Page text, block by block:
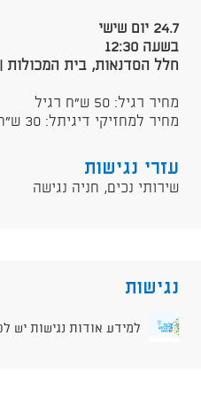
24.7 יום שישי
בשעה 12:30
חלל הסדנאות, בית המכולות |
מחיר רגיל: 50 ש"ח רגיל
מחיר למחזיקי דיגיתל: 30 ש"ח
עזרי נגישות
שירותי נכים, חניה נגישה
נגישות
למידע אודות נגישות יש